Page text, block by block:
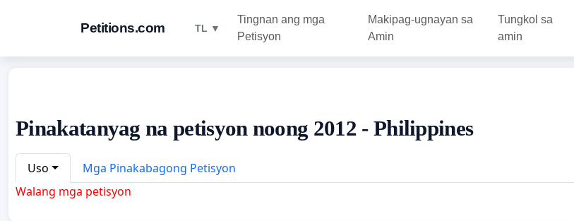
Petitions.com TL ▼
Tingnan ang mga
Petisyon
Makipag-ugnayan sa
Amin
Tungkol sa
amin
Pinakatanyag na petisyon noong 2012 - Philippines
Uso
Mga Pinakabagong Petisyon
Walang mga petisyon